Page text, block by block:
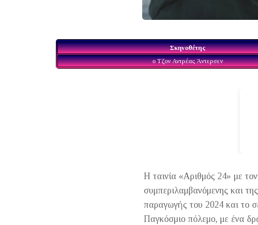
Σκηνοθέτης
ο Τζον Αντρέας Άντερσεν
Η ταινία «Αριθμός 24» με
συμπεριλαμβανόμενης και
παραγωγής του 2024 και το
Παγκόσμιο πόλεμο, με ένα